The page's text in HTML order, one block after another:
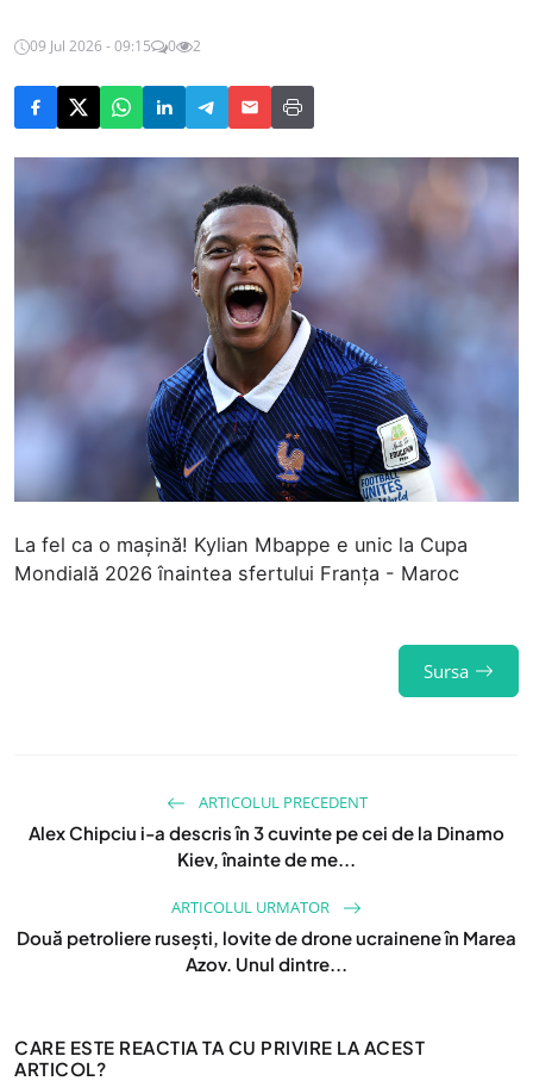
09 Jul 2026 - 09:15 0 2
La fel ca o mașină! Kylian Mbappe e unic la Cupa
Mondială 2026 înaintea sfertului Franța - Maroc
Sursa
ARTICOLUL PRECEDENT
Alex Chipciu i-a descris în 3 cuvinte pe cei de la Dinamo
Kiev, înainte de me...
ARTICOLUL URMATOR
Două petroliere rusești, lovite de drone ucrainene în Marea
Azov. Unul dintre...
CARE ESTE REACTIA TA CU PRIVIRE LA ACEST
ARTICOL?